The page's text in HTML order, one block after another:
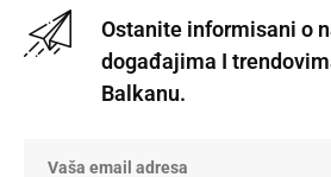
Ostanite informisani o
događajima I
Balkanu.